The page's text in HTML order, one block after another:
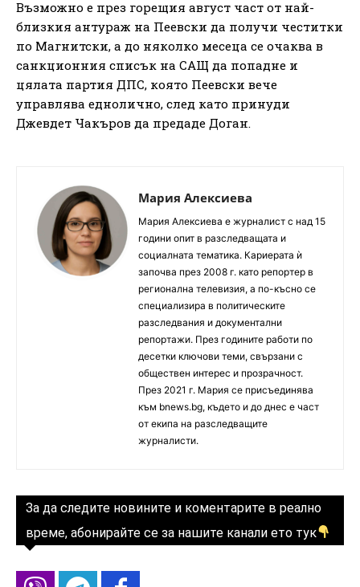
Възможно е през горещия август част от най-
близкия антураж на Пеевски да получи честитки
по Магнитски, а до няколко месеца се очаква в
санкционния списък на САЩ да попадне и
цялата партия ДПС, която Пеевски вече
управлява еднолично, след като принуди
Джевдет Чакъров да предаде Доган.
Мария Алексиева
Мария Алексиева е журналист с над 15
години опит в разследващата и
социалната тематика. Кариерата ѝ
започва през 2008 г. като репортер в
регионална телевизия, а по-късно се
специализира в политическите
разследвания и документални
репортажи. През годините работи по
десетки ключови теми, свързани с
обществен интерес и прозрачност.
През 2021 г. Мария се присъединява
към bnews.bg, където и до днес е част
от екипа на разследващите
журналисти.
За да следите новините и коментарите в реално
време, абонирайте се за нашите канали ето тук